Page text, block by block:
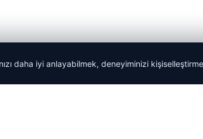
daha iyi anlayabilmek, deneyiminizi